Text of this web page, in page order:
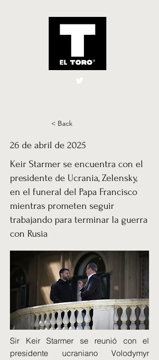
El Toro España
< Back
26 de abril de 2025
Keir Starmer se encuentra con el
presidente de Ucrania, Zelensky,
en el funeral del Papa Francisco
mientras prometen seguir
trabajando para terminar la guerra
con Rusia
Sir Keir Starmer se reunió con el
presidente ucraniano Volodymyr